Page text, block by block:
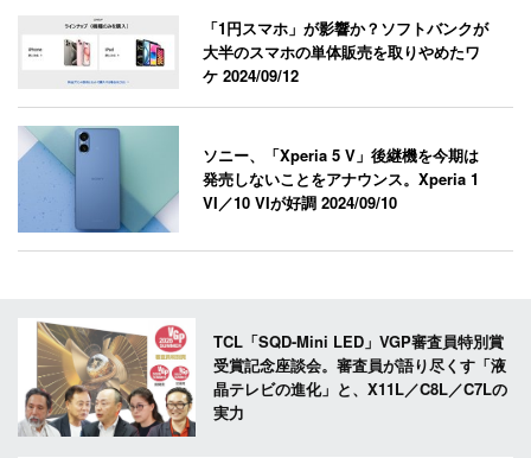
「1円スマホ」が影響か？ソフトバンクが
大半のスマホの単体販売を取りやめたワ
ケ2024/09/12
ソニー、「Xperia 5 V」後継機を今期は
発売しないことをアナウンス。Xperia 1
VI／10 VIが好調2024/09/10
TCL「SQD-Mini LED」VGP審査員特別賞
受賞記念座談会。審査員が語り尽くす「液
晶テレビの進化」と、X11L／C8L／C7Lの
実力